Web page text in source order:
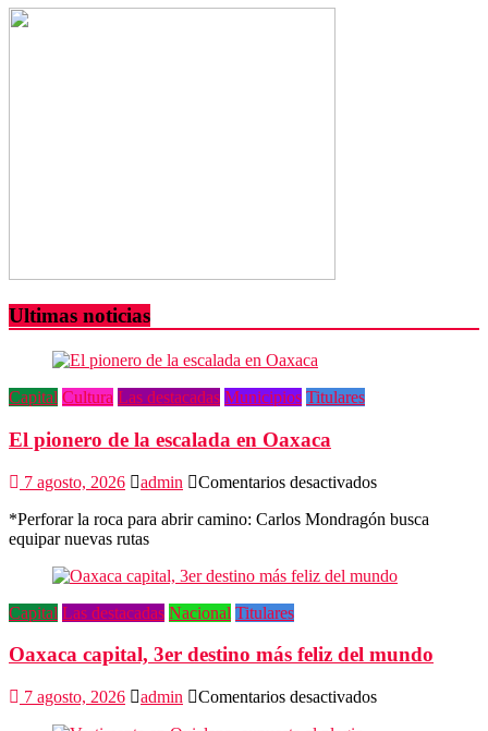
Ultimas noticias
Capital Cultura Las destacadas Municipios Titulares
El pionero de la escalada en Oaxaca
7 agosto, 2026 admin Comentarios desactivadosen
pionero
escalada
*Perforar la roca para abrir camino: Carlos Mondragón busca
equipar nuevas rutas
Capital Las destacadas Nacional Titulares
Oaxaca capital, 3er destino más feliz del mundo
7 agosto, 2026 admin Comentarios desactivadosen